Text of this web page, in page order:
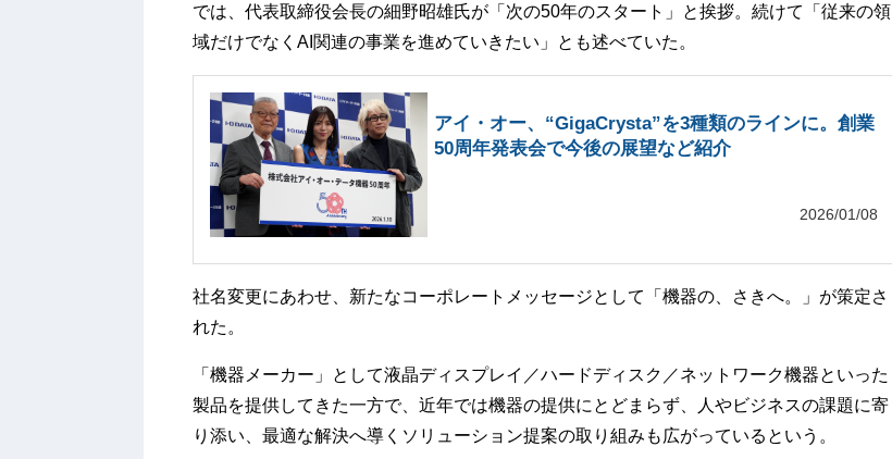
では、代表取締役会長の細野昭雄氏が「次の50年のスタート」と挨拶。続けて「従来の領
域だけでなくAI関連の事業を進めていきたい」とも述べていた。
アイ・オー、“GigaCrysta”を3種類のラインに。創業
50周年発表会で今後の展望など紹介
2026/01/08
社名変更にあわせ、新たなコーポレートメッセージとして「機器の、さきへ。」が策定さ
れた。
「機器メーカー」として液晶ディスプレイ／ハードディスク／ネットワーク機器といった
製品を提供してきた一方で、近年では機器の提供にとどまらず、人やビジネスの課題に寄
り添い、最適な解決へ導くソリューション提案の取り組みも広がっているという。